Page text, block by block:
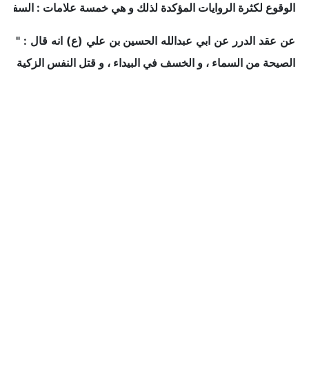
الوقوع لكثرة الروايات المؤكدة لذلك و هي خمسة علامات :
عن عقد الدرر عن ابي عبدالله الحسين بن علي (ع) انه قال : "
الصيحة من السماء ، و الخسف في البيداء ، و قتل النفس الزكية " . / عقد الدرر